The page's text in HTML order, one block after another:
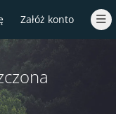
Załóż konto